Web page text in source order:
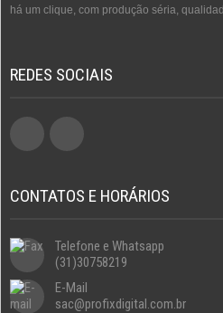
há um clique, com produção séria,
REDES SOCIAIS
CONTATOS E HORÁRIOS
Telefone e Whatsapp
(31)30758219
E-Mail
sac@profixdigital.com.br